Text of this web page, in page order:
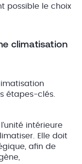
possible le choix
climatisation
étapes-clés.
l’unité intérieure
Elle doit
afin de